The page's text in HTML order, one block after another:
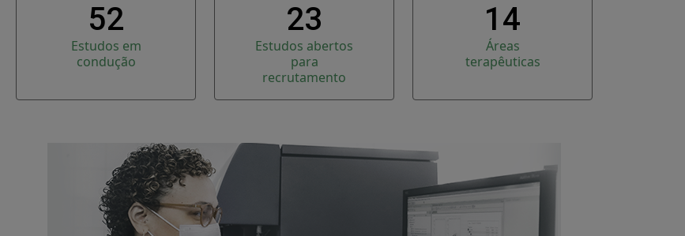
52
Estudos em
condução
23
Estudos abertos
para
recrutamento
14
Áreas
terapêuticas